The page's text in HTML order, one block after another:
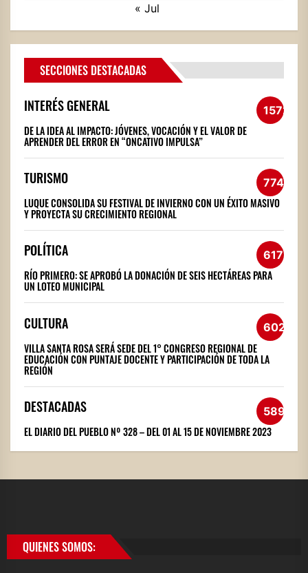
« Jul
SECCIONES DESTACADAS
INTERÉS GENERAL 1572
DE LA IDEA AL IMPACTO: JÓVENES, VOCACIÓN Y EL VALOR DE
APRENDER DEL ERROR EN “ONCATIVO IMPULSA”
TURISMO 774
LUQUE CONSOLIDA SU FESTIVAL DE INVIERNO CON UN ÉXITO MASIVO
Y PROYECTA SU CRECIMIENTO REGIONAL
POLÍTICA 617
RÍO PRIMERO: SE APROBÓ LA DONACIÓN DE SEIS HECTÁREAS PARA
UN LOTEO MUNICIPAL
CULTURA 602
VILLA SANTA ROSA SERÁ SEDE DEL 1° CONGRESO REGIONAL DE
EDUCACIÓN CON PUNTAJE DOCENTE Y PARTICIPACIÓN DE TODA LA
REGIÓN
DESTACADAS 589
EL DIARIO DEL PUEBLO Nº 328 – DEL 01 AL 15 DE NOVIEMBRE 2023
QUIENES SOMOS: